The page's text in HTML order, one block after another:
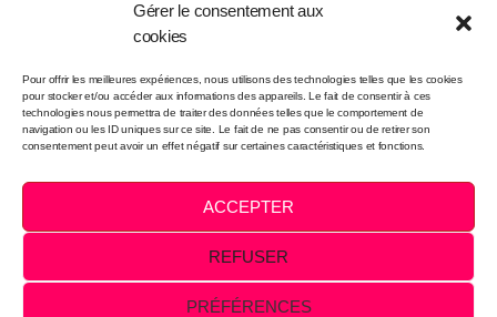
Gérer le consentement aux
cookies
Pour offrir les meilleures expériences, nous utilisons des technologies telles que les cookies
pour stocker et/ou accéder aux informations des appareils. Le fait de consentir à ces
technologies nous permettra de traiter des données telles que le comportement de
navigation ou les ID uniques sur ce site. Le fait de ne pas consentir ou de retirer son
consentement peut avoir un effet négatif sur certaines caractéristiques et fonctions.
ACCEPTER
REFUSER
PRÉFÉRENCES